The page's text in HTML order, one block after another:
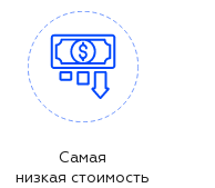
Самая
низкая стоимость